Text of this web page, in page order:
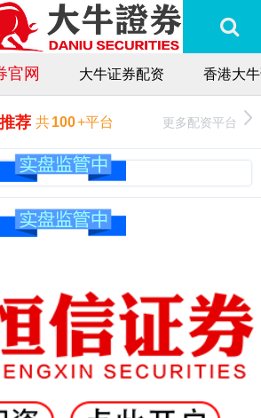
官网 大牛证券配资 香港大
荐 共100+平台 更多配资平台